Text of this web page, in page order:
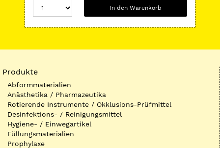
In den Warenkorb
Produkte
Abformmaterialien
Anästhetika / Pharmazeutika
Rotierende Instrumente / Okklusions-Prüfmittel
Desinfektions- / Reinigungsmittel
Hygiene- / Einwegartikel
Füllungsmaterialien
Prophylaxe